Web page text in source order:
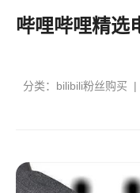
哔哩哔哩精选
分类： bilibili粉丝购买 |